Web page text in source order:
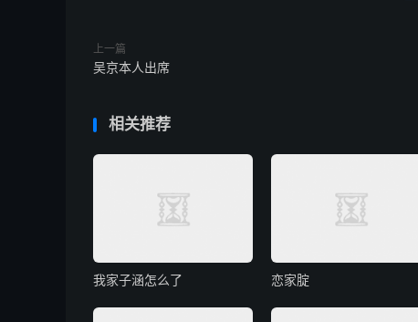
上一篇
吴京本人出席
相关推荐
我家子涵怎么了 恋家腚